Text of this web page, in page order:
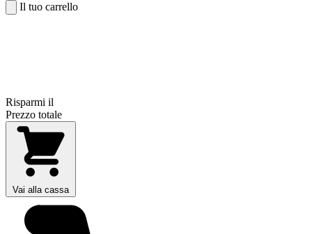
Il tuo carrello
Risparmi il
Prezzo totale
Vai alla cassa